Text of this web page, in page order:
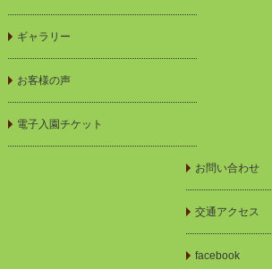
ギャラリー
お客様の声
電子入園チケット
お問い合わせ
交通アクセス
facebook